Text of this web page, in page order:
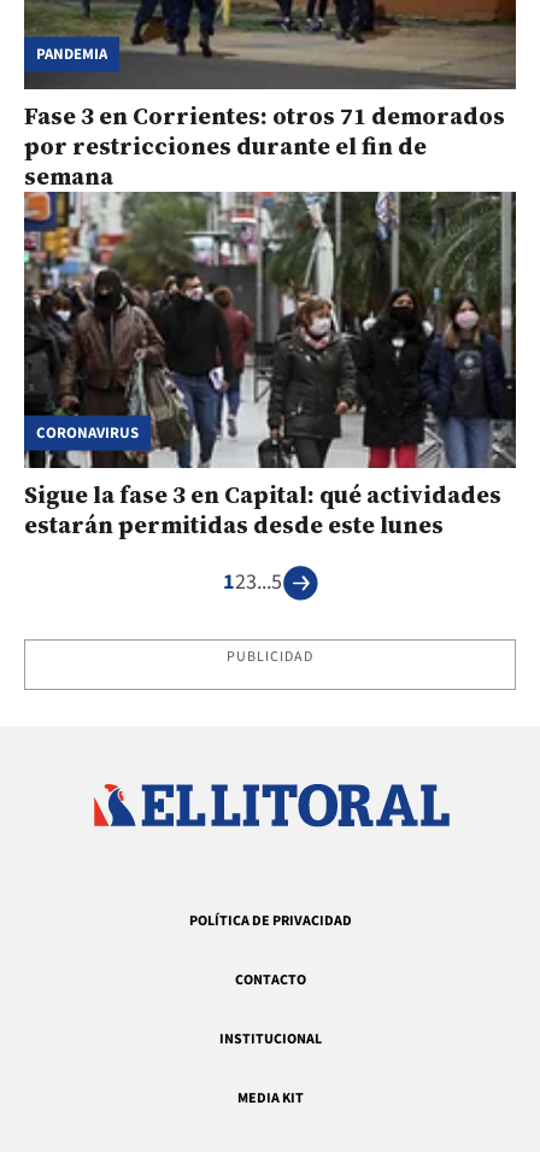
PANDEMIA
Fase 3 en Corrientes: otros 71 demorados
por restricciones durante el fin de
semana
CORONAVIRUS
Sigue la fase 3 en Capital: qué actividades
estarán permitidas desde este lunes
123...5
PUBLICIDAD
POLÍTICA DE PRIVACIDAD
CONTACTO
INSTITUCIONAL
MEDIA KIT